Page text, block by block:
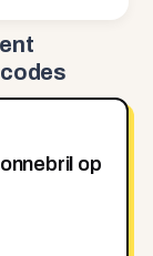
op